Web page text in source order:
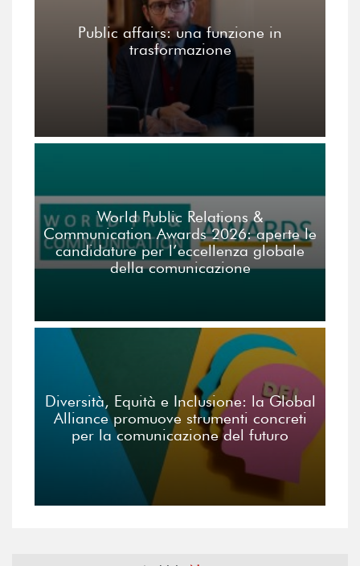
Public affairs: una funzione in
trasformazione
World Public Relations &
Communication Awards 2026: aperte le
candidature per l’eccellenza globale
della comunicazione
Diversità, Equità e Inclusione: la Global
Alliance promuove strumenti concreti
per la comunicazione del futuro